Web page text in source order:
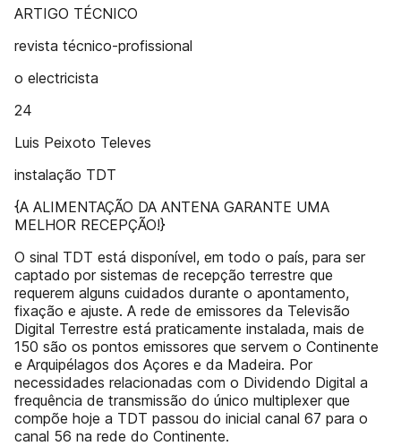
ARTIGO TÉCNICO
revista técnico-profissional
o electricista
24
Luis Peixoto Televes
instalação TDT
{A ALIMENTAÇÃO DA ANTENA GARANTE UMA
MELHOR RECEPÇÃO!}
O sinal TDT está disponível, em todo o país, para ser
captado por sistemas de recepção terrestre que
requerem alguns cuidados durante o apontamento,
fixação e ajuste. A rede de emissores da Televisão
Digital Terrestre está praticamente instalada, mais de
150 são os pontos emissores que servem o Continente
e Arquipélagos dos Açores e da Madeira. Por
necessidades relacionadas com o Dividendo Digital a
frequência de transmissão do único multiplexer que
compõe hoje a TDT passou do inicial canal 67 para o
canal 56 na rede do Continente.